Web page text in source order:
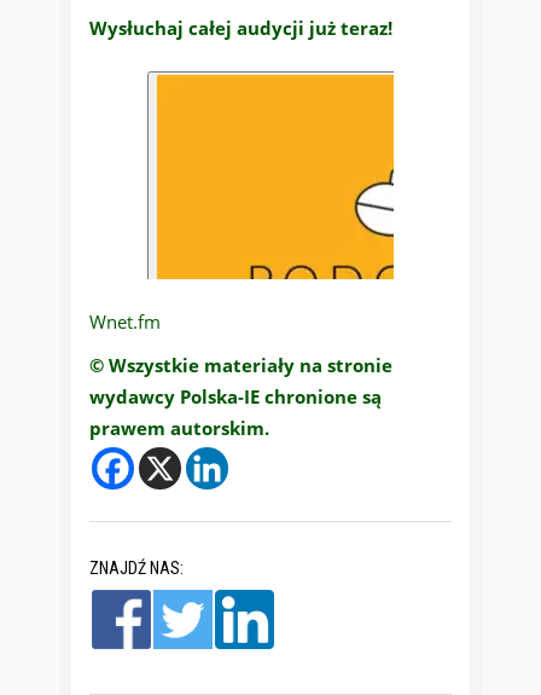
Wysłuchaj całej audycji już teraz!
Wnet.fm
© Wszystkie materiały na stronie
wydawcy Polska-IE chronione są
prawem autorskim.
ZNAJDŹ NAS: